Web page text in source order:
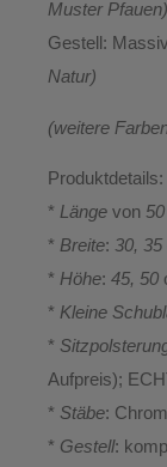
Muster Pfauen)
Gestell:
Natur)
(weitere
Produktdetails:
* Länge von
* Breite: 30, 35
* Höhe: 45, 50
* Kleine
*
Aufpreis);
* Stäbe:
* Gestell: